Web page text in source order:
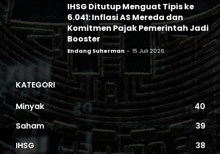
IHSG Ditutup Menguat Tipis ke
6.041: Inflasi AS Mereda dan
Komitmen Pajak Pemerintah Jadi
Booster
Endang Suherman - 15 Juli 2026
KATEGORI
Minyak
40
Saham
39
IHSG
38